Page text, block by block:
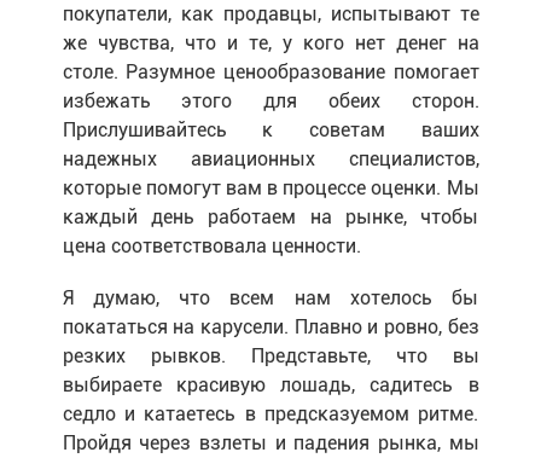
покупатели, как продавцы, испытывают те
же чувства, что и те, у кого нет денег на
столе. Разумное ценообразование помогает
избежать этого для обеих сторон.
Прислушивайтесь к советам ваших
надежных авиационных специалистов,
которые помогут вам в процессе оценки. Мы
каждый день работаем на рынке, чтобы
цена соответствовала ценности.
Я думаю, что всем нам хотелось бы
покататься на карусели. Плавно и ровно, без
резких рывков. Представьте, что вы
выбираете красивую лошадь, садитесь в
седло и катаетесь в предсказуемом ритме.
Пройдя через взлеты и падения рынка, мы